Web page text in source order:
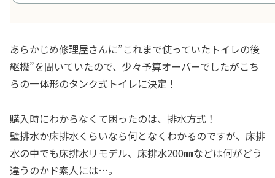
あらかじめ修理屋さんに”これまで使っていたトイレの後
継機”を聞いていたので、少々予算オーバーでしたがこち
らの一体形のタンク式トイレに決定！
購入時にわからなくて困ったのは、排水方式！
壁排水か床排水くらいなら何となくわかるのですが、床排
水の中でも床排水リモデル、床排水200㎜などは何がどう
違うのかド素人には…。